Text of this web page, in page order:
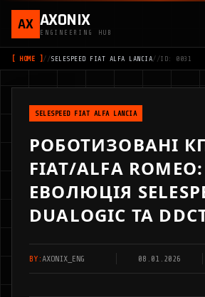
AX AXONIX
ENGINEERING HUB
[ HOME ] //SELESPEED FIAT ALFA LANCIA//ID: 0031
SELESPEED FIAT ALFA LANCIA
РОБОТИЗОВАНІ
FIAT/ALFA ROMEO:
ЕВОЛЮЦІЯ
DUALOGIC ТА
BY:AXONIX_ENG 08.01.2026